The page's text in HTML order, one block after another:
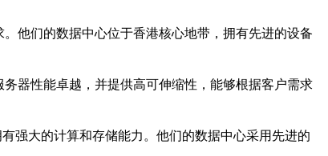
他们的数据中心位于香港核心地带，拥有先进的设备
器性能卓越，并提供高可伸缩性，能够根据客户需求
强大的计算和存储能力。他们的数据中心采用先进的